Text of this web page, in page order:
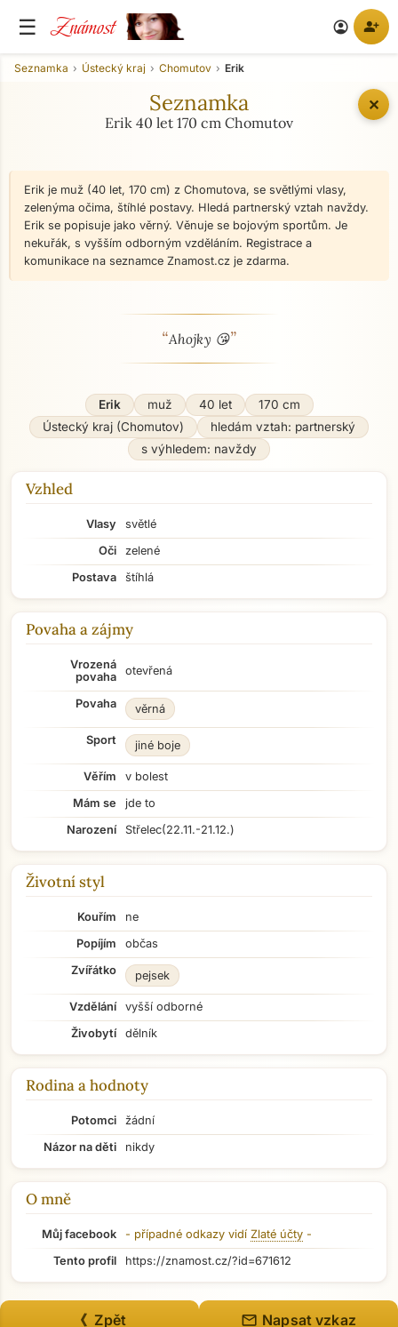
☰ Známost account_circle person_add
✕
Seznamka Ústecký kraj Chomutov Erik
Seznamka
Erik 40 let 170 cm Chomutov
Erik je muž (40 let, 170 cm) z Chomutova, se světlými vlasy,
zelenýma očima, štíhlé postavy. Hledá partnerský vztah navždy.
Erik se popisuje jako věrný. Věnuje se bojovým sportům. Je
nekuřák, s vyšším odborným vzděláním. Registrace a
komunikace na seznamce Znamost.cz je zdarma.
O mně - seznamka profil
“Ahojky 😘”
Erik muž 40 let
170 cm
Ústecký kraj (Chomutov)
hledám vztah: partnerský
s výhledem: navždy
Vzhled
Vlasy
světlé
Oči
zelené
Postava
štíhlá
Povaha a zájmy
Vrozená
povaha
otevřená
Povaha věrná
Sport jiné boje
Věřím
v bolest
Mám se
jde to
Narození
Střelec(22.11.-21.12.)
Životní styl
Kouřím
ne
Popíjím
občas
Zvířátko
pejsek
Vzdělání
vyšší odborné
Živobytí
dělník
Rodina a hodnoty
Potomci
žádní
Názor na děti
nikdy
O mně
Můj facebook - případné odkazy vidí Zlaté účty -
Tento profil
https://znamost.cz/?id=671612
《 Zpět mail Napsat vzkaz